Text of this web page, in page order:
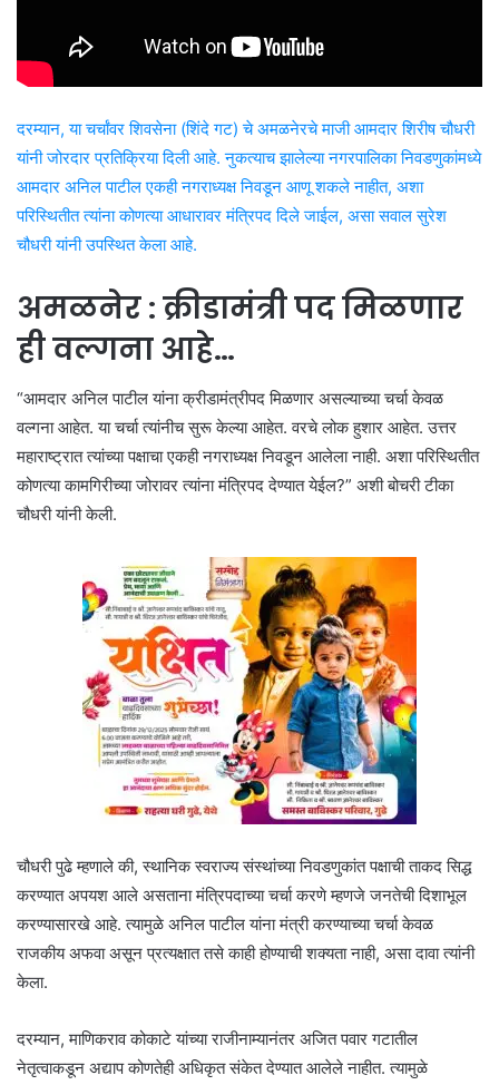
दरम्यान, या चर्चांवर शिवसेना (शिंदे गट) चे अमळनेरचे माजी आमदार शिरीष चौधरी
यांनी जोरदार प्रतिक्रिया दिली आहे. नुकत्याच झालेल्या नगरपालिका निवडणुकांमध्ये
आमदार अनिल पाटील एकही नगराध्यक्ष निवडून आणू शकले नाहीत, अशा
परिस्थितीत त्यांना कोणत्या आधारावर मंत्रिपद दिले जाईल, असा सवाल सुरेश
चौधरी यांनी उपस्थित केला आहे.
अमळनेर : क्रीडामंत्री पद मिळणार
ही वल्गना आहे…
“आमदार अनिल पाटील यांना क्रीडामंत्रीपद मिळणार असल्याच्या चर्चा केवळ
वल्गना आहेत. या चर्चा त्यांनीच सुरू केल्या आहेत. वरचे लोक हुशार आहेत. उत्तर
महाराष्ट्रात त्यांच्या पक्षाचा एकही नगराध्यक्ष निवडून आलेला नाही. अशा परिस्थितीत
कोणत्या कामगिरीच्या जोरावर त्यांना मंत्रिपद देण्यात येईल?” अशी बोचरी टीका
चौधरी यांनी केली.
चौधरी पुढे म्हणाले की, स्थानिक स्वराज्य संस्थांच्या निवडणुकांत पक्षाची ताकद सिद्ध
करण्यात अपयश आले असताना मंत्रिपदाच्या चर्चा करणे म्हणजे जनतेची दिशाभूल
करण्यासारखे आहे. त्यामुळे अनिल पाटील यांना मंत्री करण्याच्या चर्चा केवळ
राजकीय अफवा असून प्रत्यक्षात तसे काही होण्याची शक्यता नाही, असा दावा त्यांनी
केला.
दरम्यान, माणिकराव कोकाटे यांच्या राजीनाम्यानंतर अजित पवार गटातील
नेतृत्वाकडून अद्याप कोणतेही अधिकृत संकेत देण्यात आलेले नाहीत. त्यामुळे